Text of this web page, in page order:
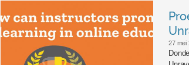
proefschrift_renee_filius.jpg
27 mei